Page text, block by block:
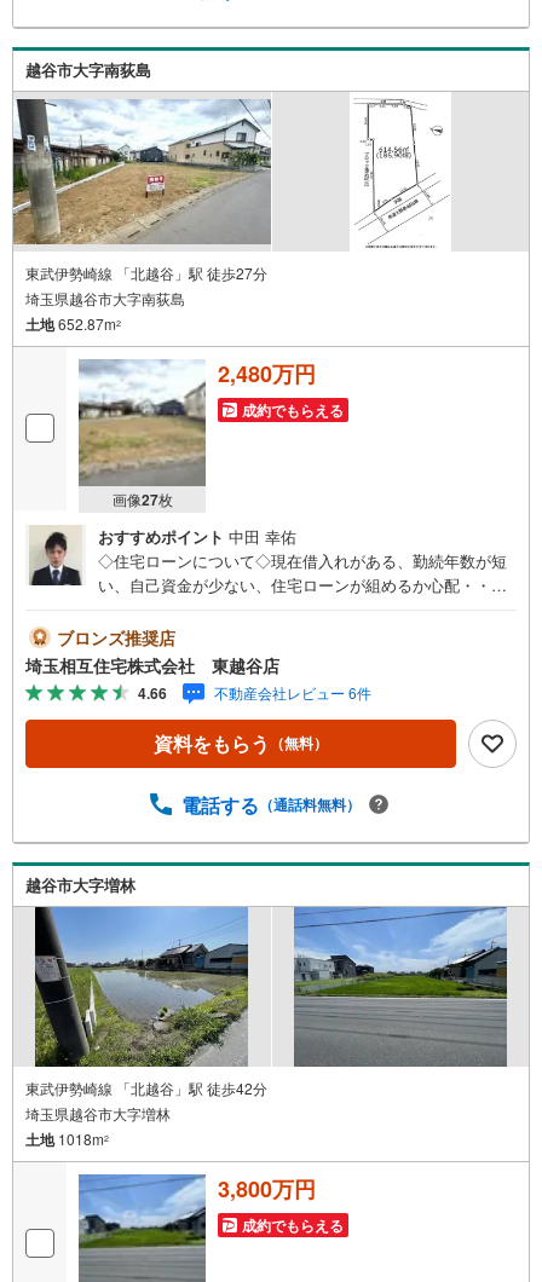
【本社ならではの総合サポート・検討段階から具体化まで
スムーズ】まだ迷っている段階でも問題ありません。物件
のご紹介だけでなく、資金計画、間取りの考え方、建築の
注意点、将来的な売却や住み替えの可能性まで、一つひと
つ整理しながらご案内します。
越谷市大字南荻島
東武伊勢崎線 「北越谷」駅 徒歩27分
埼玉県越谷市大字南荻島
土地652.87m2
画像27枚
2,480万円
成約でもらえる
おすすめポイント 中田 幸佑
◇住宅ローンについて◇現在借入れがある、勤続年数が短
い、自己資金が少ない、住宅ローンが組めるか心配・・・
ーおります！お気軽にご相談下さい。◇買取保証付き売却
システム◇お住み替えでご自宅が売れない、不動産早期現
金化をしたい、他社に販売活動を依頼しているが売れな
い・・・そう思われている方。一定期間で成約に至らなか
った場合、予め設定させていただいた金額で当社が買取致
します。越谷の戸建、土地、マンション買取は弊社まで！
いただき、ご契約になりますと素敵な特典を差し上げま
イクロン掃除機等をプレゼント♪（特典は当社一定基準を
設けております。詳しくはお問合せ下さい）◇お子様がい
るお客様でも安心◇キッズスペース完備。チャイルドシー
トも完備しているので、必要の際はお声掛け下さい。
ブロンズ推奨店
埼玉相互住宅株式会社 東越谷店
4.66 不動産会社レビュー 6件
資料をもらう （無料）
電話する （通話料無料）
越谷市大字増林
東武伊勢崎線 「北越谷」駅 徒歩42分
埼玉県越谷市大字増林
土地1018m2
3,800万円
成約でもらえる